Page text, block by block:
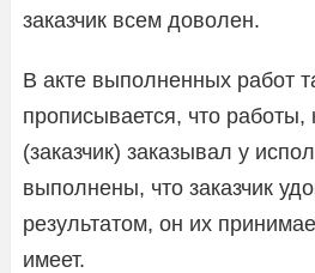
заказчик всем доволен.
В акте выполненных работ
прописывается, что работы,
(заказчик) заказывал у
выполнены, что заказчик
результатом, он их
имеет.